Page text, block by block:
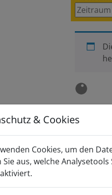
mit
durch
das Be-
Der
& Cookies
Cookies, um den
Sie aus, welche